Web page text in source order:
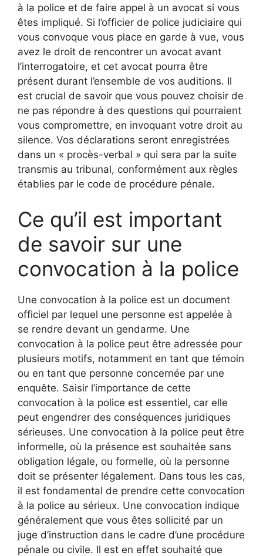
à la police et de faire appel à un avocat si vous
êtes impliqué. Si l’officier de police judiciaire qui
vous convoque vous place en garde à vue, vous
avez le droit de rencontrer un avocat avant
l’interrogatoire, et cet avocat pourra être
présent durant l’ensemble de vos auditions. Il
est crucial de savoir que vous pouvez choisir de
ne pas répondre à des questions qui pourraient
vous compromettre, en invoquant votre droit au
silence. Vos déclarations seront enregistrées
dans un « procès-verbal » qui sera par la suite
transmis au tribunal, conformément aux règles
établies par le code de procédure pénale.
Ce qu’il est important
de savoir sur une
convocation à la police
Une convocation à la police est un document
officiel par lequel une personne est appelée à
se rendre devant un gendarme. Une
convocation à la police peut être adressée pour
plusieurs motifs, notamment en tant que témoin
ou en tant que personne concernée par une
enquête. Saisir l’importance de cette
convocation à la police est essentiel, car elle
peut engendrer des conséquences juridiques
sérieuses. Une convocation à la police peut être
informelle, où la présence est souhaitée sans
obligation légale, ou formelle, où la personne
doit se présenter légalement. Dans tous les cas,
il est fondamental de prendre cette convocation
à la police au sérieux. Une convocation indique
généralement que vous êtes sollicité par un
juge d’instruction dans le cadre d’une procédure
pénale ou civile. Il est en effet souhaité que